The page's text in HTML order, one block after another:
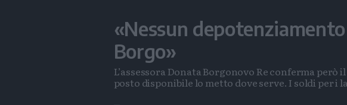
«Nessun depotenziamento
Borgo»
L’assessora Donata Borgonovo Re conferma però
posto disponibile lo metto dove serve. I soldi per i